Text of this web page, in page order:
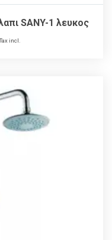
SANY-1 λευκος
incl.